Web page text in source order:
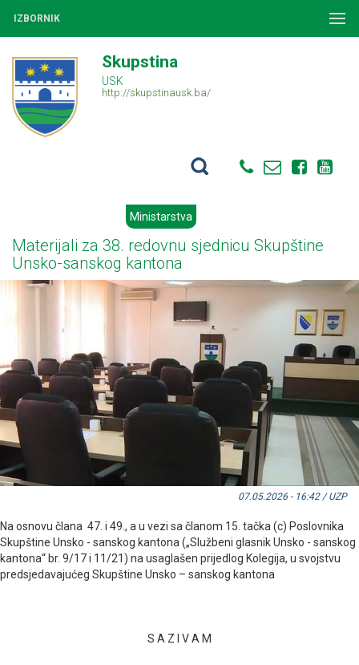
IZBORNIK
Skupstina
USK
http://skupstinausk.ba/
Ministarstva
Materijali za 38. redovnu sjednicu Skupštine
Unsko-sanskog kantona
07.05.2026 - 16:42 / UZP
Na osnovu člana 47. i 49., a u vezi sa članom 15. tačka (c) Poslovnika
Skupštine Unsko - sanskog kantona („Službeni glasnik Unsko - sanskog
kantona“ br. 9/17 i 11/21) na usaglašen prijedlog Kolegija, u svojstvu
predsjedavajućeg Skupštine Unsko – sanskog kantona
S A Z I V A M